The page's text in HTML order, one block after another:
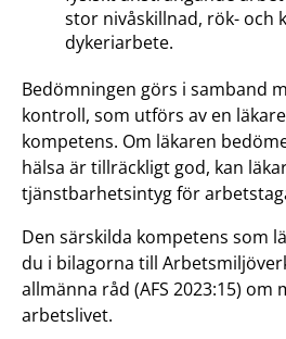
stor nivåskillnad, rök- och
dykeriarbete.
Bedömningen görs i samband
kontroll, som utförs av en
kompetens. Om läkaren
hälsa är tillräckligt god, kan
tjänstbarhetsintyg för
Den särskilda kompetens som
du i bilagorna till
allmänna råd (AFS 2023:15)
arbetslivet.